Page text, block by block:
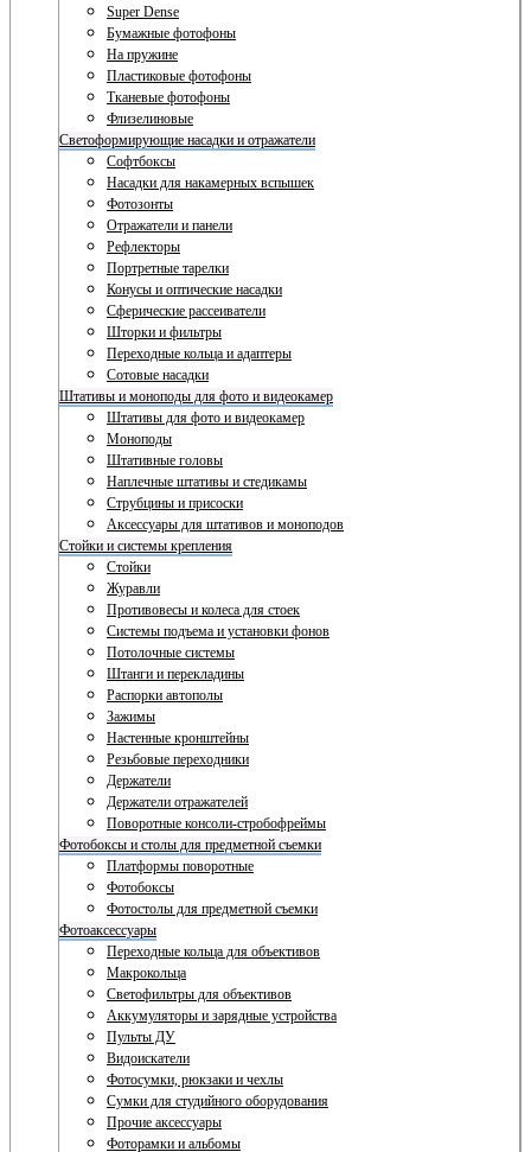
Super Dense
Бумажные фотофоны
На пружине
Пластиковые фотофоны
Тканевые фотофоны
Флизелиновые
Светоформирующие насадки и отражатели
Софтбоксы
Насадки для накамерных вспышек
Фотозонты
Отражатели и панели
Рефлекторы
Портретные тарелки
Конусы и оптические насадки
Сферические рассеиватели
Шторки и фильтры
Переходные кольца и адаптеры
Сотовые насадки
Штативы и моноподы для фото и видеокамер
Штативы для фото и видеокамер
Моноподы
Штативные головы
Наплечные штативы и стедикамы
Струбцины и присоски
Аксессуары для штативов и моноподов
Стойки и системы крепления
Стойки
Журавли
Противовесы и колеса для стоек
Системы подъема и установки фонов
Потолочные системы
Штанги и перекладины
Распорки автополы
Зажимы
Настенные кронштейны
Резьбовые переходники
Держатели
Держатели отражателей
Поворотные консоли-стробофреймы
Фотобоксы и столы для предметной съемки
Платформы поворотные
Фотобоксы
Фотостолы для предметной съемки
Фотоаксессуары
Переходные кольца для объективов
Макрокольца
Светофильтры для объективов
Аккумуляторы и зарядные устройства
Пульты ДУ
Видоискатели
Фотосумки, рюкзаки и чехлы
Сумки для студийного оборудования
Прочие аксессуары
Фоторамки и альбомы